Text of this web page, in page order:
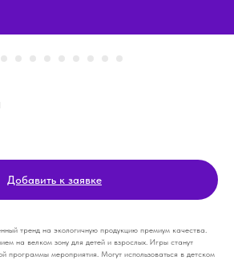
Добавить к заявке
тренд на экологичную продукцию премиум качества.
на велком зону для детей и взрослых. Игры станут
программы мероприятия. Могут использоваться в детском